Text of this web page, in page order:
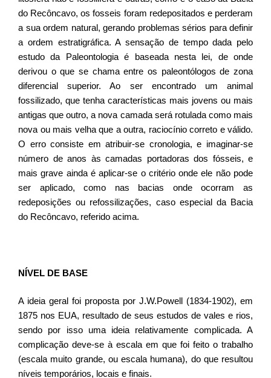
do Recôncavo, os fosseis foram redepositados e perderam
a sua ordem natural, gerando problemas sérios para definir
a ordem estratigráfica. A sensação de tempo dada pelo
estudo da Paleontologia é baseada nesta lei, de onde
derivou o que se chama entre os paleontólogos de zona
diferencial superior. Ao ser encontrado um animal
fossilizado, que tenha características mais jovens ou mais
antigas que outro, a nova camada será rotulada como mais
nova ou mais velha que a outra, raciocínio correto e válido.
O erro consiste em atribuir-se cronologia, e imaginar-se
número de anos às camadas portadoras dos fósseis, e
mais grave ainda é aplicar-se o critério onde ele não pode
ser aplicado, como nas bacias onde ocorram as
redeposições ou refossilizações, caso especial da Bacia
do Recôncavo, referido acima.
NÍVEL DE BASE
A ideia geral foi proposta por J.W.Powell (1834-1902), em
1875 nos EUA, resultado de seus estudos de vales e rios,
sendo por isso uma ideia relativamente complicada. A
complicação deve-se à escala em que foi feito o trabalho
(escala muito grande, ou escala humana), do que resultou
níveis temporários, locais e finais.